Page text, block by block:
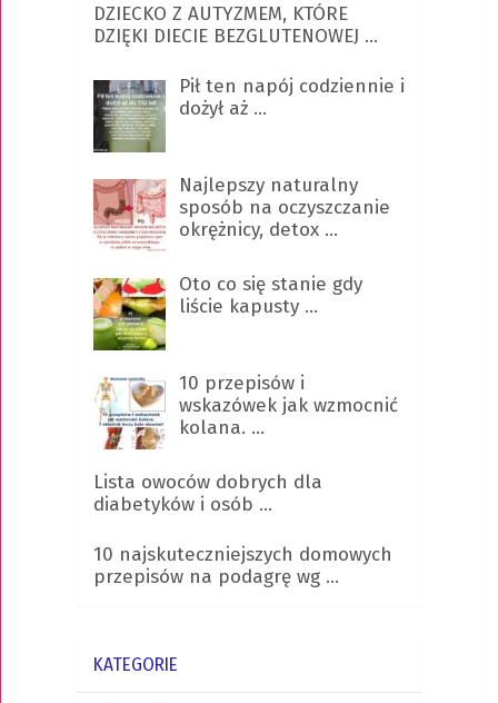
DZIECKO Z AUTYZMEM, KTÓRE
DZIĘKI DIECIE BEZGLUTENOWEJ …
Pił ten napój codziennie i
dożył aż …
Najlepszy naturalny
sposób na oczyszczanie
okrężnicy, detox …
Oto co się stanie gdy
liście kapusty …
10 przepisów i
wskazówek jak wzmocnić
kolana. …
Lista owoców dobrych dla
diabetyków i osób …
10 najskuteczniejszych domowych
przepisów na podagrę wg …
KATEGORIE